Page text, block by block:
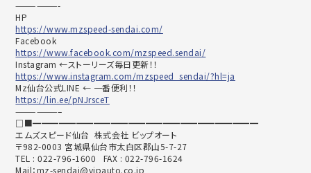
——————-
HP
https://www.mzspeed-sendai.com/
Facebook
https://www.facebook.com/mzspeed.sendai/
Instagram ←ストーリーズ毎日更新！！
https://www.instagram.com/mzspeed_sendai/?hl=ja
Mz仙台公式LINE ← 一番便利！！
https://lin.ee/pNJrsceT
——————–
□■━━━━━━━━━━━━━━━━━━━━━━━━━━
エムズスピード仙台 株式会社 ビップオート
〒982-0003 宮城県仙台市太白区郡山5-7-27
TEL : 022-796-1600 FAX : 022-796-1624
Mail：mz-sendai@vipauto.co.jp